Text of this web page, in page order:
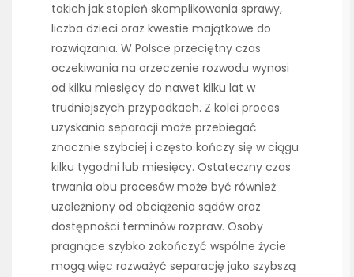
takich jak stopień skomplikowania sprawy,
liczba dzieci oraz kwestie majątkowe do
rozwiązania. W Polsce przeciętny czas
oczekiwania na orzeczenie rozwodu wynosi
od kilku miesięcy do nawet kilku lat w
trudniejszych przypadkach. Z kolei proces
uzyskania separacji może przebiegać
znacznie szybciej i często kończy się w ciągu
kilku tygodni lub miesięcy. Ostateczny czas
trwania obu procesów może być również
uzależniony od obciążenia sądów oraz
dostępności terminów rozpraw. Osoby
pragnące szybko zakończyć wspólne życie
mogą więc rozważyć separację jako szybszą